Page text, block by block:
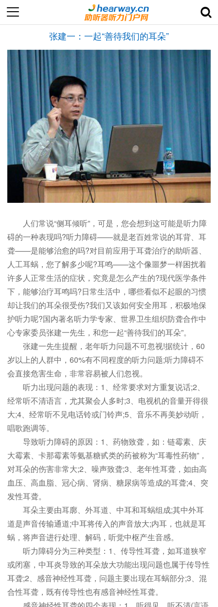
张建一：一起“善待我们的耳朵”
人们常说“侧耳倾听”，可是，您会想到这可能是听力障
碍的一种表现吗?听力障碍——就是老百姓常说的耳背、耳
聋——是能够治愈的吗?对目前应用于耳聋治疗的助听器、
人工耳蜗，您了解多少呢?耳鸣——这个像噩梦一样困扰着
许多人正常生活的症状，究竟是怎么产生的?现代医学条件
下，能够治疗耳鸣吗?日常生活中，哪些看似不起眼的习惯
却让我们的耳朵很受伤?我们又该如何安全用耳，积极地保
护听力呢?国内著名听力学专家、世界卫生组织防聋合作中
心专家委员张建一先生，和您一起“善待我们的耳朵”。
张建一先生提醒，老年听力问题不可忽视!据统计，60
岁以上的人群中，60%有不同程度的听力问题;听力障碍不
会直接危害生命，非常容易被人们忽视。
听力出现问题的表现：1、经常要求对方重复说话;2、
经常听不清语言，尤其聚会人多时;3、电视机的音量开得很
大;4、经常听不见电话铃或门铃声;5、音乐不再美妙动听，
唱歌跑调等。
导致听力障碍的原因：1、药物致聋，如：链霉素、庆
大霉素、卡那霉素等氨基糖甙类的药被称为“耳毒性药物”，
对耳朵的伤害非常大;2、噪声致聋;3、老年性耳聋，如由高
血压、高血脂、冠心病、肾病、糖尿病等造成的耳聋;4、突
发性耳聋。
耳朵主要由耳廓、外耳道、中耳和耳蜗组成;其中外耳
道是声音传输通道;中耳将传入的声音放大;内耳，也就是耳
蜗，将声音进行处理、解码，听觉中枢产生音感。
听力障碍分为三种类型：1、传导性耳聋，如耳道狭窄
或闭塞，中耳炎导致的耳朵放大功能出现问题也属于传导性
耳聋;2、感音神经性耳聋，问题主要出现在耳蜗部分;3、混
合性耳聋，既有传导性也有感音神经性耳聋。